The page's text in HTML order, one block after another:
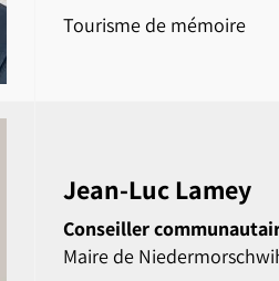
Tourisme de mémoire
Jean-Luc Lamey
Conseiller
Maire de